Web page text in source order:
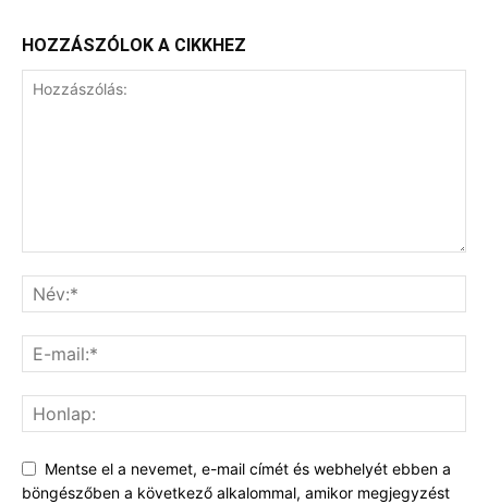
HOZZÁSZÓLOK A CIKKHEZ
Mentse el a nevemet, e-mail címét és webhelyét ebben a
böngészőben a következő alkalommal, amikor megjegyzést